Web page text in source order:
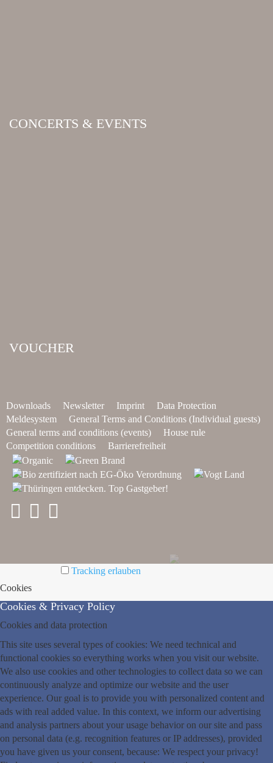
CONCERTS & EVENTS
VOUCHER
Downloads Newsletter Imprint
Data Protection
Meldesystem
General Terms and Conditions (Individual guests)
General terms and conditions (events)
House rule
Competition conditions
Barrierefreiheit
Tracking erlauben
Cookies
Cookies & Privacy Policy
Cookies and data protection
This site uses several types of cookies: We need technical and
functional cookies so everything works when you visit our website.
We also use cookies and other technologies to collect data so we can
continuously analyze and optimize our website and the user
experience. Our goal is to provide you with personalized content and
ads with real added value. In this context, we inform our advertising
and analysis partners about your usage behavior on our site and pass
on personal data (e.g. recognition features or IP addresses), provided
you have given us your consent, because: We respect your privacy!